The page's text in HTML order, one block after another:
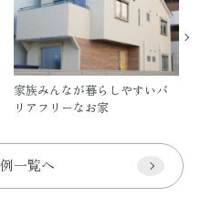
家族みんなが暮らしやすいバ
リアフリーなお家
一覧へ